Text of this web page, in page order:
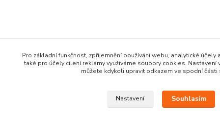
Pro základní funkčnost, zpříjemnění používání webu, analytické
také pro účely cílení reklamy využíváme soubory cookies.
můžete kdykoli upravit odkazem ve spodní části
Nastavení Souhlasím